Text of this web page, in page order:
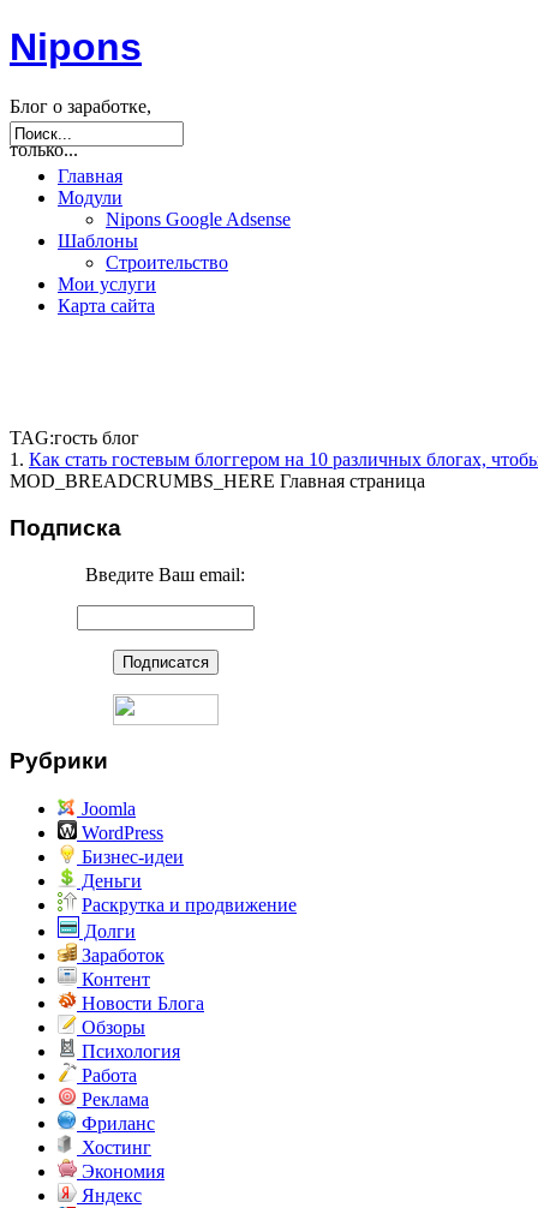
Nipons
Блог о заработке,
seo, joomla и не
только...
Главная
Модули
Nipons Google Adsense
Шаблоны
Строительство
Мои услуги
Карта сайта
TAG:гость блог
1. Как стать гостевым блоггером на 10 различных блогах,
MOD_BREADCRUMBS_HERE Главная страница
Подписка
Введите Ваш email:
Рубрики
Joomla
WordPress
Бизнес-идеи
Деньги
Раскрутка и продвижение
Долги
Заработок
Контент
Новости Блога
Обзоры
Психология
Работа
Реклама
Фриланс
Хостинг
Экономия
Яндекс